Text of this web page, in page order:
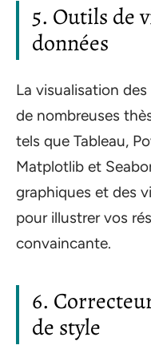
5. Outils de
données
La visualisation
de nombreuses
tels que Tableau,
Matplotlib et
graphiques et des
pour illustrer vos
convaincante.
6.
de style